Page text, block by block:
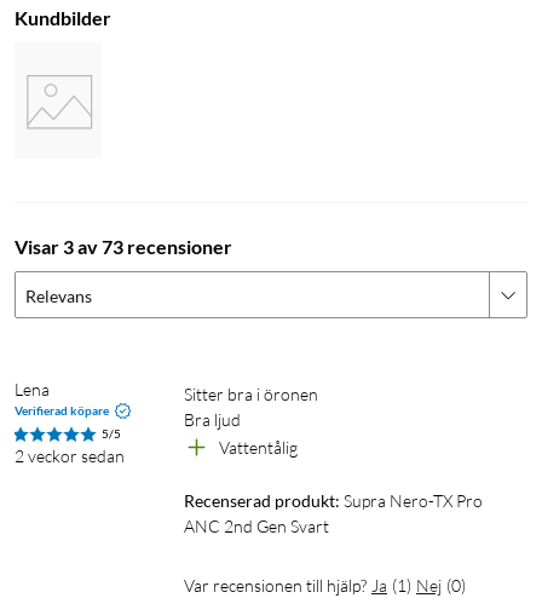
Kundbilder
Visar 3 av 73 recensioner
Relevans
Lena
Verifierad köpare
5/5
2 veckor sedan
Sitter bra i öronen
Vattentålig
Recenserad produkt: Supra Nero-TX Pro
ANC 2nd Gen Svart
Var recensionen till hjälp? Ja (1) Nej (0)